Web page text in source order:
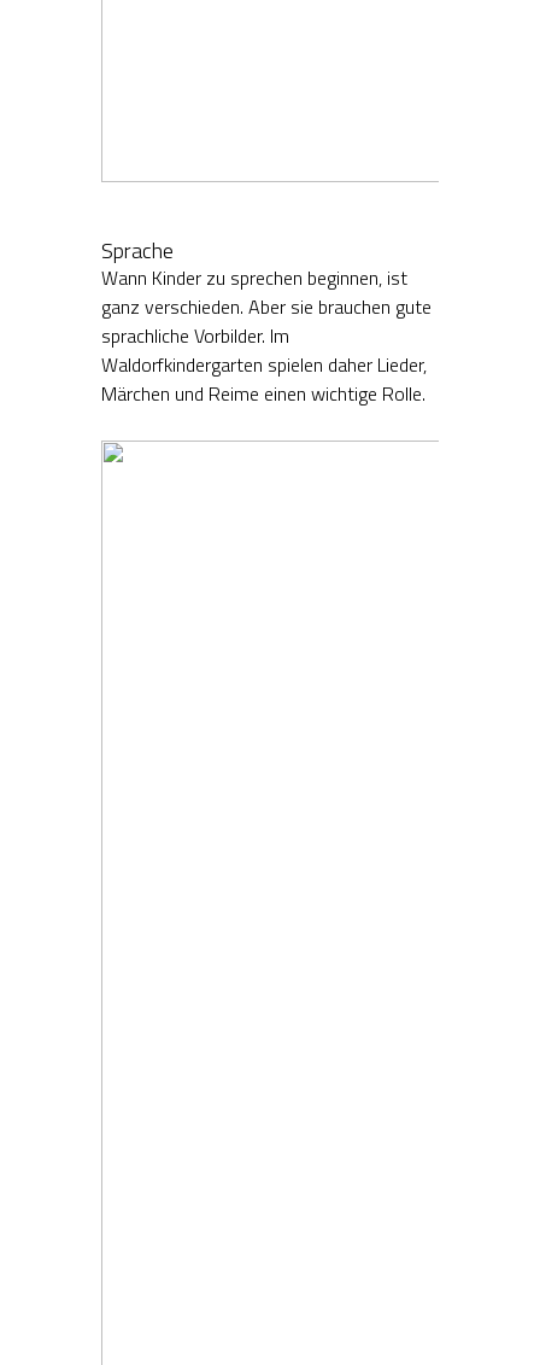
Sprache
Wann Kinder zu sprechen beginnen, ist
ganz verschieden. Aber sie brauchen gute
sprachliche Vorbilder. Im
Waldorfkindergarten spielen daher Lieder,
Märchen und Reime einen wichtige Rolle.